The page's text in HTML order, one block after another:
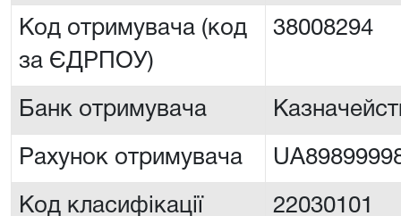
Код отримувача (код
за ЄДРПОУ)
38008294
Банк отримувача
Рахунок отримувача
Код класифікації
22030101